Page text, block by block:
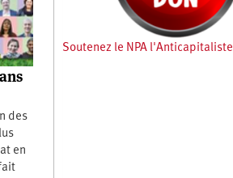
des
en
Soutenez le NPA l'Anticapitaliste